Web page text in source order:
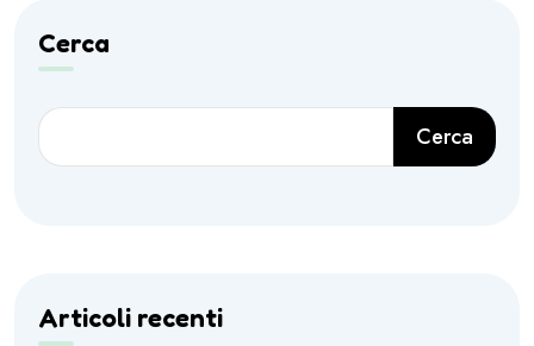
Cerca
Cerca
Articoli recenti